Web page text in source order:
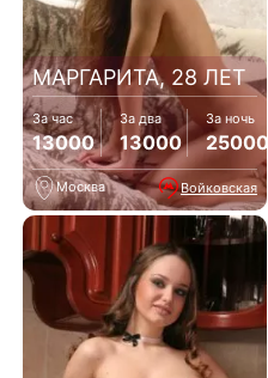
МАРГАРИТА, 28 ЛЕТ
За час
13000
За два
13000
За ночь
25000
Москва Войковская